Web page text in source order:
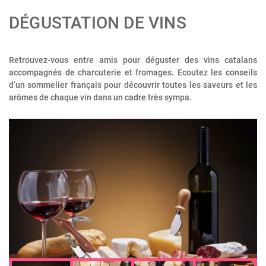
DÉGUSTATION DE VINS
Retrouvez-vous entre amis pour déguster des vins catalans
accompagnés de charcuterie et fromages. Ecoutez les conseils
d’un sommelier français pour découvrir toutes les saveurs et les
arômes de chaque vin dans un cadre très sympa.
;